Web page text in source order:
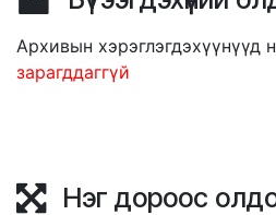
Архивын хэрэглэгдэхүүнүүд
зарагддаггүй
Нэг дороос